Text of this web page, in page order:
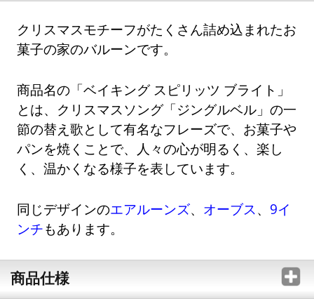
クリスマスモチーフがたくさん詰め込まれたお
菓子の家のバルーンです。
商品名の「ベイキング スピリッツ ブライト」
とは、クリスマスソング「ジングルベル」の一
節の替え歌として有名なフレーズで、お菓子や
パンを焼くことで、人々の心が明るく、楽し
く、温かくなる様子を表しています。
同じデザインのエアルーンズ、 オーブス、 9イ
ンチもあります。
商品仕様